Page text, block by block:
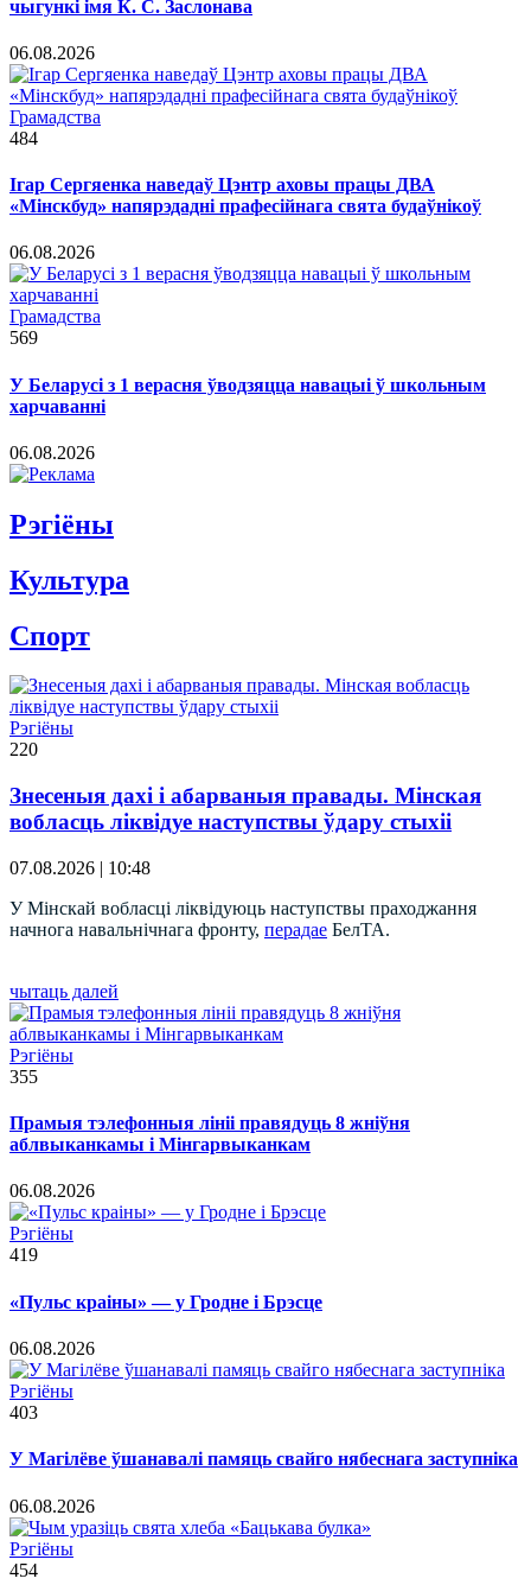
чыгункі імя К. С. Заслонава
06.08.2026
Грамадства
484
Ігар Сергяенка наведаў Цэнтр аховы працы ДВА
«Мінскбуд» напярэдадні прафесійнага свята будаўнікоў
06.08.2026
Грамадства
569
У Беларусі з 1 верасня ўводзяцца навацыі ў школьным
харчаванні
06.08.2026
Рэгiёны
Культура
Спорт
Рэгіёны
220
Знесеныя дахі і абарваныя правады. Мінская
вобласць ліквідуе наступствы ўдару стыхіі
07.08.2026 | 10:48
У Мінскай вобласці ліквідуюць наступствы праходжання
начнога навальнічнага фронту, перадае БелТА.
чытаць далей
Рэгіёны
355
Прамыя тэлефонныя лініі правядуць 8 жніўня
аблвыканкамы і Мінгарвыканкам
06.08.2026
Рэгіёны
419
«Пульс краіны» — у Гродне і Брэсце
06.08.2026
Рэгіёны
403
У Магілёве ўшанавалі памяць свайго нябеснага заступніка
06.08.2026
Рэгіёны
454